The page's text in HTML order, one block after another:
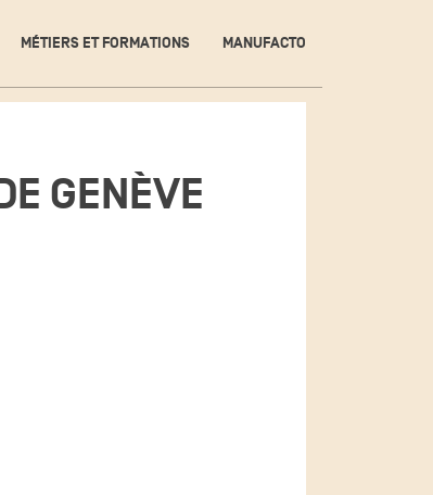
MÉTIERS ET FORMATIONS MANUFACTO
GENÈVE